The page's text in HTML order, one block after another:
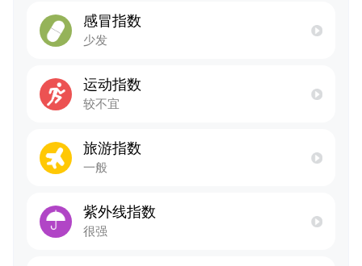
感冒指数
少发
运动指数
较不宜
旅游指数
一般
紫外线指数
很强